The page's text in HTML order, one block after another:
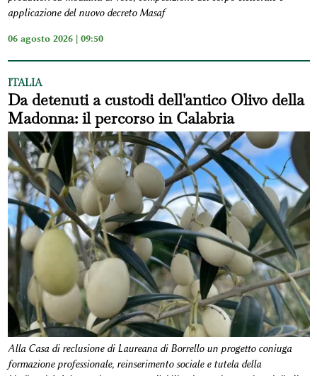
applicazione del nuovo decreto Masaf
06 agosto 2026 | 09:50
ITALIA
Da detenuti a custodi dell'antico Olivo della
Madonna: il percorso in Calabria
Alla Casa di reclusione di Laureana di Borrello un progetto coniuga
formazione professionale, reinserimento sociale e tutela della